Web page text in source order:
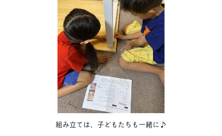
組み立ては、子どもたちも一緒に♪